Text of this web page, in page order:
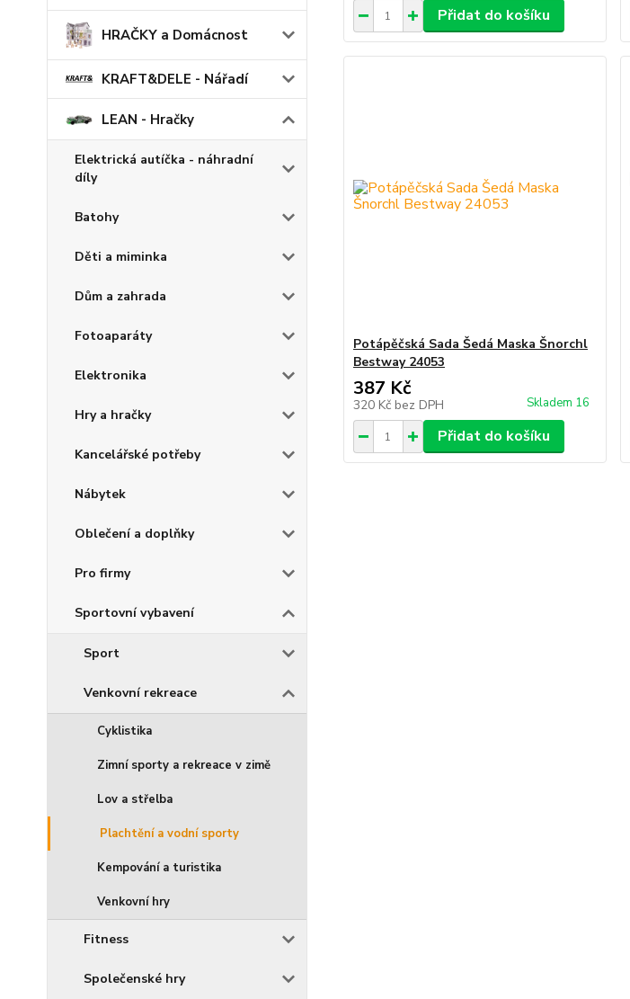
HRAČKY a Domácnost
KRAFT&DELE - Nářadí
LEAN - Hračky
Elektrická autíčka - náhradní
díly
Batohy
Děti a miminka
Dům a zahrada
Fotoaparáty
Elektronika
Hry a hračky
Kancelářské potřeby
Nábytek
Oblečení a doplňky
Pro firmy
Sportovní vybavení
Sport
Venkovní rekreace
Cyklistika
Zimní sporty a rekreace v zimě
Lov a střelba
Plachtění a vodní sporty
Kempování a turistika
Venkovní hry
Fitness
Společenské hry
Přidat do košíku
Potápěčská Sada Šedá Maska Šnorchl
Bestway 24053
387 Kč
320 Kč bez DPH Skladem 16
Přidat do košíku